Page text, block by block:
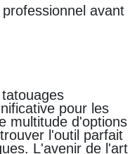
avant
pour les
multitude d'options
l'outil parfait
L'avenir de l'art